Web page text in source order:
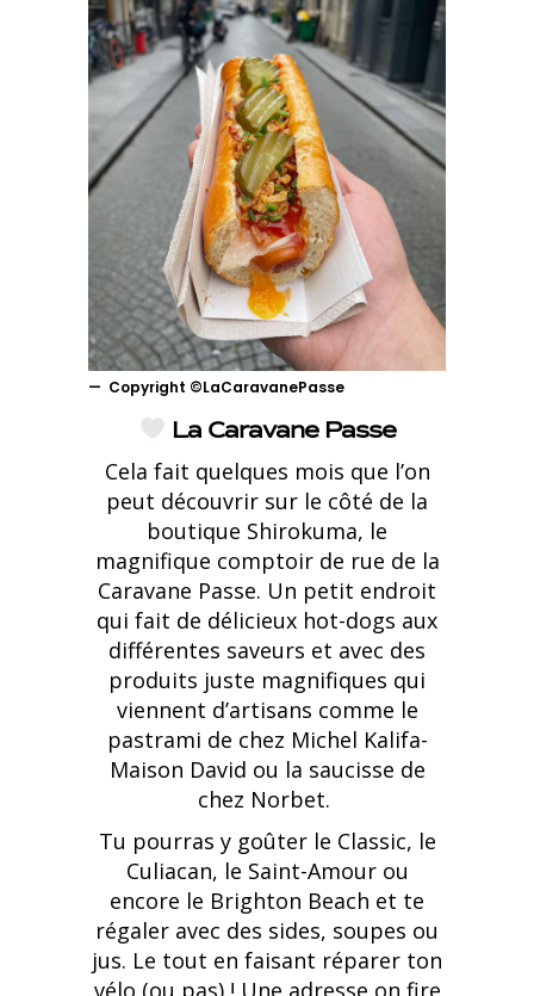
Copyright ©LaCaravanePasse
La Caravane Passe
Cela fait quelques mois que l’on
peut découvrir sur le côté de la
boutique Shirokuma, le
magnifique comptoir de rue de la
Caravane Passe. Un petit endroit
qui fait de délicieux hot-dogs aux
différentes saveurs et avec des
produits juste magnifiques qui
viennent d’artisans comme le
pastrami de chez Michel Kalifa-
Maison David ou la saucisse de
chez Norbet.
Tu pourras y goûter le Classic, le
Culiacan, le Saint-Amour ou
encore le Brighton Beach et te
régaler avec des sides, soupes ou
jus. Le tout en faisant réparer ton